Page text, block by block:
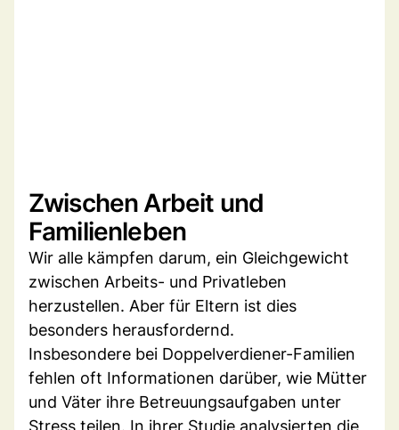
Zwischen Arbeit und
Familienleben
Wir alle kämpfen darum, ein Gleichgewicht
zwischen Arbeits- und Privatleben
herzustellen. Aber für Eltern ist dies
besonders herausfordernd.
Insbesondere bei Doppelverdiener-Familien
fehlen oft Informationen darüber, wie Mütter
und Väter ihre Betreuungsaufgaben unter
Stress teilen. In ihrer Studie analysierten die